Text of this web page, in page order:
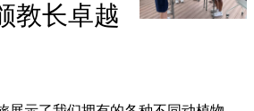
教长卓越